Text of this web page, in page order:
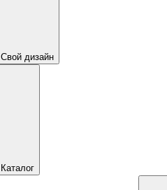
Свой дизайн
Каталог